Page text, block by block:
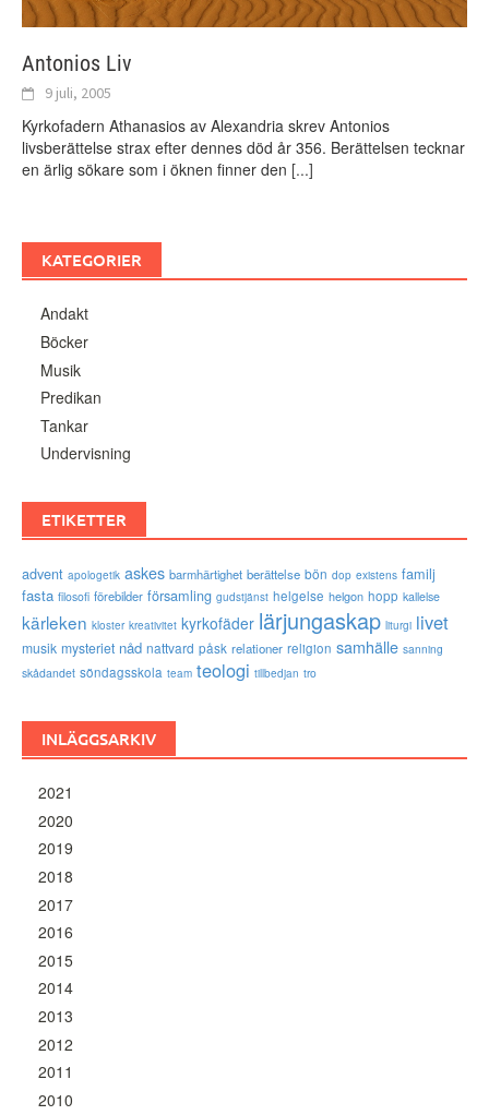
Antonios Liv
9 juli, 2005
Kyrkofadern Athanasios av Alexandria skrev Antonios
livsberättelse strax efter dennes död år 356. Berättelsen tecknar
en ärlig sökare som i öknen finner den [...]
KATEGORIER
Andakt
Böcker
Musik
Predikan
Tankar
Undervisning
ETIKETTER
advent apologetik askes barmhärtighet berättelse bön dop existens familj
fasta filosofi förebilder församling gudstjänst helgelse helgon hopp kallelse
kärleken kloster kreativitet kyrkofäder lärjungaskap liturgi livet
musik mysteriet nåd nattvard påsk relationer religion samhälle sanning
skådandet söndagsskola team teologi tillbedjan tro
INLÄGGSARKIV
2021
2020
2019
2018
2017
2016
2015
2014
2013
2012
2011
2010